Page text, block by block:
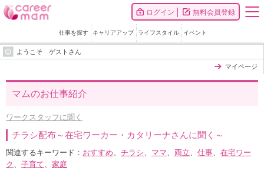
ログイン 無料会員登録
仕事を探す キャリアアップ ライフスタイル イベント
ようこそ ゲストさん
マイページ
マムのお仕事紹介
ワークスタッフに聞く
チラシ配布～在宅ワーカー・カタリーナさんに聞く～
関連するキーワード： おすすめ、 チラシ、 ママ、 両立、 仕事、 在宅ワー
ク 、 子育て、 家庭